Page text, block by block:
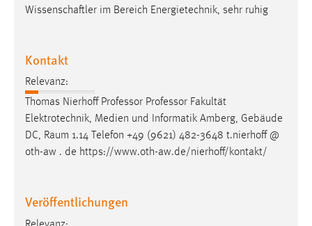
Wissenschaftler im Bereich Energietechnik, sehr ruhig
Kontakt
Relevanz:
Thomas Nierhoff Professor Professor Fakultät
Elektrotechnik, Medien und Informatik Amberg, Gebäude
DC, Raum 1.14 Telefon +49 (9621) 482-3648 t.nierhoff @
oth-aw . de https://www.oth-aw.de/nierhoff/kontakt/
Veröffentlichungen
MARKETING
Sie tun dies, indem sie Besucher über Websites
hinweg verfolgen.
Google Ads
Name:
_gcl_au
Google Ireland Limited